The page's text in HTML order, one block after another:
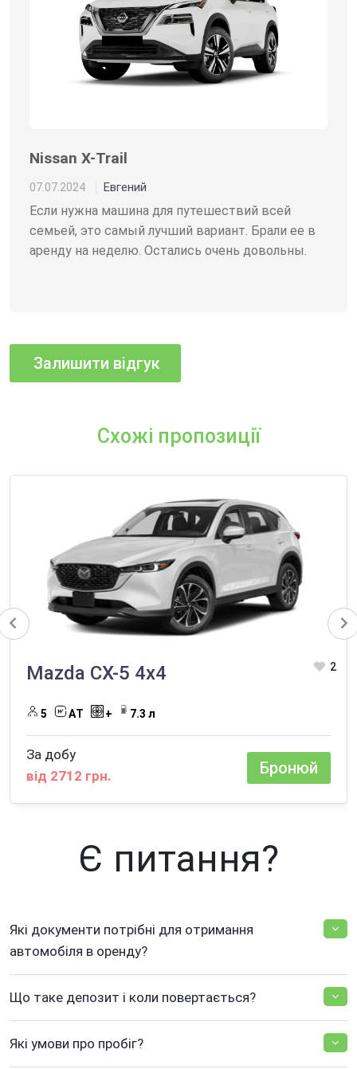
Nissan X-Trail
07.07.2024 Евгений
Если нужна машина для путешествий всей
семьей, это самый лучший вариант. Брали ее в
аренду на неделю. Остались очень довольны.
Схожі пропозиції
Mazda CX-5 4х4 2
5 AТ + 7.3 л
За добу
від 2712 грн.
Бронюй
Є питання?
Які документи потрібні для отримання
автомобіля в оренду?
Що таке депозит і коли повертається?
Які умови про пробіг?